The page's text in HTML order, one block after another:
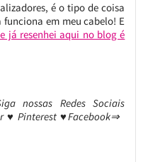
é o tipo de coisa
em meu cabelo! E
já resenhei aqui no blog é
nossas Redes Sociais
♥ Pinterest ♥Facebook⇒